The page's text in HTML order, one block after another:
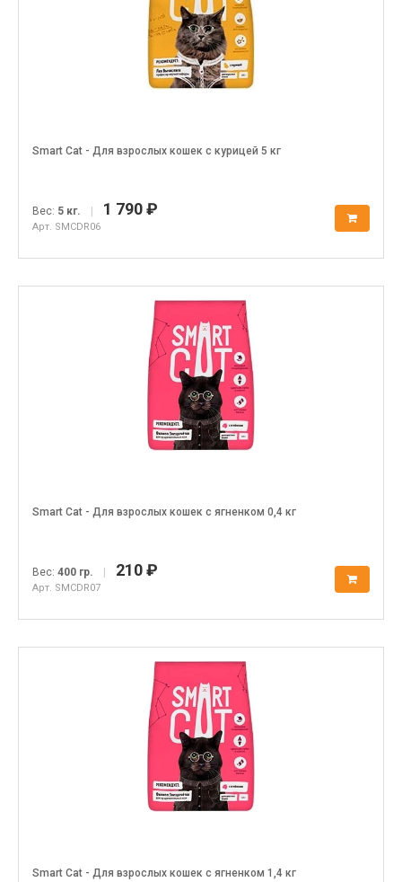
Smart Cat - Для взрослых кошек с курицей 5 кг
Вес: 5 кг. | 1 790 ₽
Арт. SMCDR06
Smart Cat - Для взрослых кошек с ягненком 0,4 кг
Вес: 400 гр. | 210 ₽
Арт. SMCDR07
Smart Cat - Для взрослых кошек с ягненком 1,4 кг